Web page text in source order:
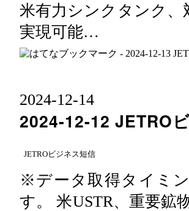
米有力シンクタンク
実現可能…
2024-12-14
2024-12-12 JETRO
JETROビジネス短信
※データ取得タイミ
す。 米USTR、重要鉱